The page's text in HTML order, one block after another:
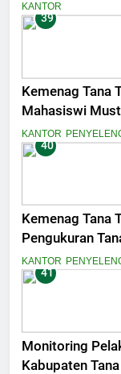
KANTOR
39
Kemenag Tana
Mahasiswi
KANTOR
40
Kemenag Tana
Pengukuran
KANTOR
41
Monitoring
Kabupaten